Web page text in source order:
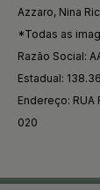
Azzaro, Nina
*Todas as
Razão Social:
Estadual:
Endereço: RUA
020